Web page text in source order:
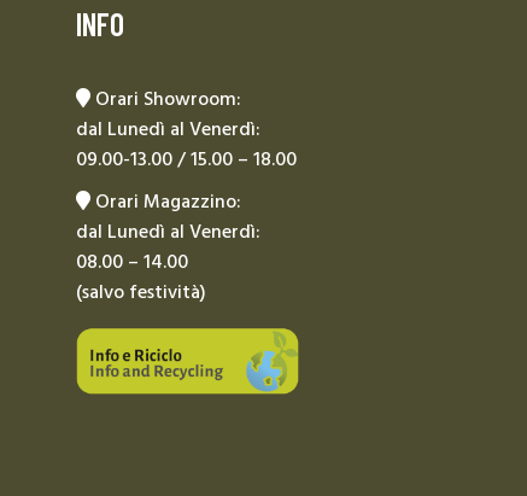
INFO
Orari Showroom:
dal Lunedì al Venerdì:
09.00-13.00 / 15.00 – 18.00
Orari Magazzino:
dal Lunedì al Venerdì:
08.00 – 14.00
(salvo festività)